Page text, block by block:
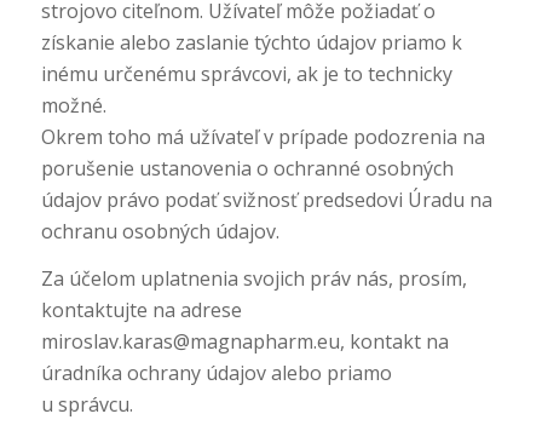
strojovo citeľnom. Užívateľ môže požiadať o
získanie alebo zaslanie týchto údajov priamo k
inému určenému správcovi, ak je to technicky
možné.
Okrem toho má užívateľ v prípade podozrenia na
porušenie ustanovenia o ochranné osobných
údajov právo podať svižnosť predsedovi Úradu na
ochranu osobných údajov.
Za účelom uplatnenia svojich práv nás, prosím,
kontaktujte na adrese
miroslav.karas@magnapharm.eu, kontakt na
úradníka ochrany údajov alebo priamo
u správcu.